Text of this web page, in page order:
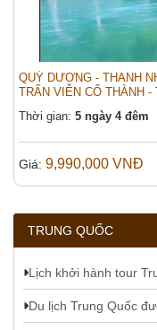
QUÝ DƯƠNG - THANH
TRẤN VIỄN CỔ THÀNH
Thời gian: 5 ngày 4 đêm
Giá: 9,990,000 VNĐ
TRUNG QUỐC
Lịch khởi hành tour
Du lịch Trung Quốc